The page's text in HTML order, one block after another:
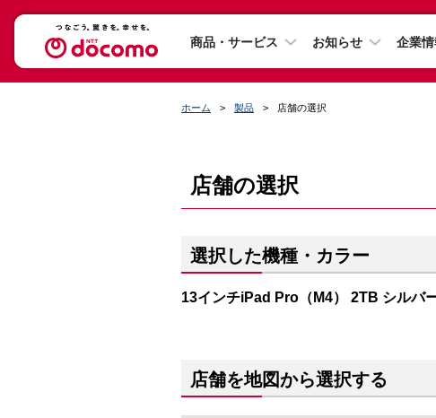
商品・サービス お知らせ 企業情
ホーム 製品 店舗の選択
店舗の選択
選択した機種・カラー
13インチiPad Pro（M4） 2TB シルバ
店舗を地図から選択する